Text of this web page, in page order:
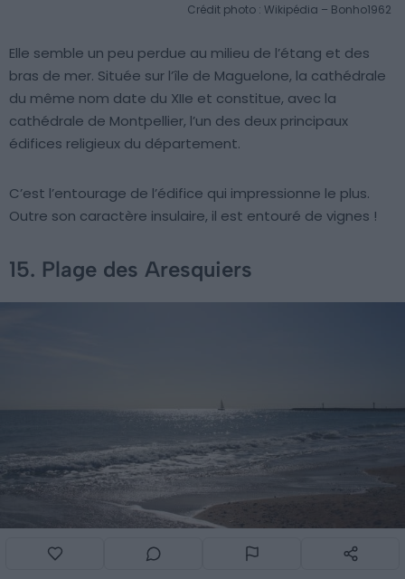
Crédit photo : Wikipédia – Bonho1962
Elle semble un peu perdue au milieu de l’étang et des
bras de mer. Située sur l’île de Maguelone, la cathédrale
du même nom date du XIIe et constitue, avec la
cathédrale de Montpellier, l’un des deux principaux
édifices religieux du département.
C’est l’entourage de l’édifice qui impressionne le plus.
Outre son caractère insulaire, il est entouré de vignes !
15. Plage des Aresquiers